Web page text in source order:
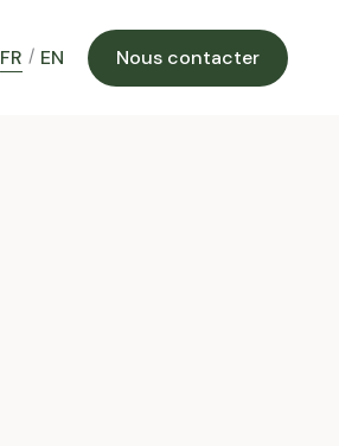
FR EN Nous contacter